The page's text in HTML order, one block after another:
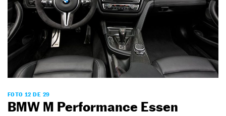
FOTO 12 DE 29
BMW M Performance Essen